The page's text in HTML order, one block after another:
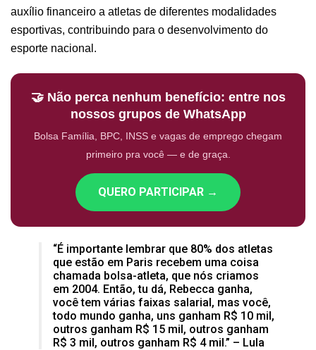
auxílio financeiro a atletas de diferentes modalidades
esportivas, contribuindo para o desenvolvimento do
esporte nacional.
🤝 Não perca nenhum benefício: entre nos
nossos grupos de WhatsApp
Bolsa Família, BPC, INSS e vagas de emprego chegam
primeiro pra você — e de graça.
QUERO PARTICIPAR →
“É importante lembrar que 80% dos atletas
que estão em Paris recebem uma coisa
chamada bolsa-atleta, que nós criamos
em 2004. Então, tu dá, Rebecca ganha,
você tem várias faixas salarial, mas você,
todo mundo ganha, uns ganham R$ 10 mil,
outros ganham R$ 15 mil, outros ganham
R$ 3 mil, outros ganham R$ 4 mil.” – Lula